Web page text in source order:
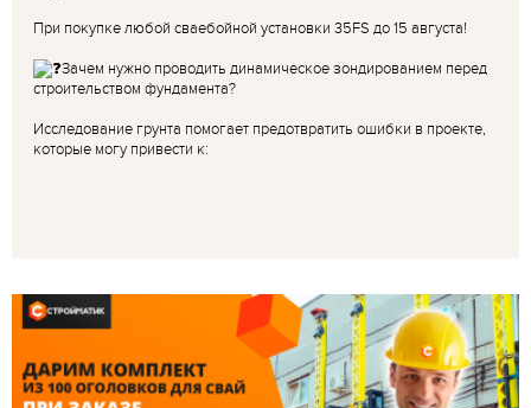
При покупке любой сваебойной установки 35FS до 15 августа!
Зачем нужно проводить динамическое зондированием перед
строительством фундамента?
Исследование грунта помогает предотвратить ошибки в проекте,
которые могу привести к: